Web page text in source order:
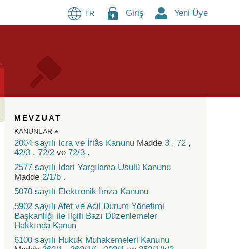
TR Giriş Yeni Üye
MEVZUAT
KANUNLAR
2004 sayılı İcra ve İflâs Kanunu Madde 3 , 72 ,
42/3 , 72/2 ve 72/3 .
2577 sayılı İdari Yargılama Usulü Kanunu
Madde 2/1/b .
5070 sayılı Elektronik İmza Kanunu
5902 sayılı Afet ve Acil Durum Yönetimi
Başkanlığı ile İlgili Bazı Düzenlemeler
Hakkında Kanun
6100 sayılı Hukuk Muhakemeleri Kanunu